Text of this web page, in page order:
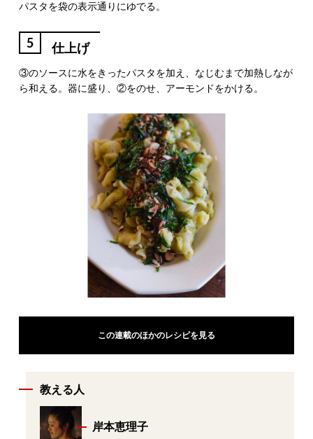
パスタを袋の表示通りにゆでる。
5 仕上げ
③のソースに水をきったパスタを加え、なじむまで加熱しなが
ら和える。器に盛り、②をのせ、アーモンドをかける。
この連載のほかのレシピを見る
教える人
岸本恵理子